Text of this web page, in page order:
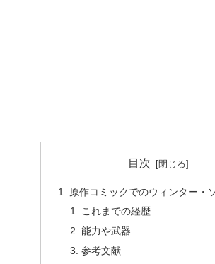
目次
原作コミックでのウィンター・
これまでの経歴
能力や武器
参考文献